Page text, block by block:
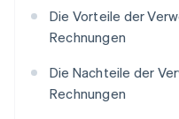
Die Vorteile der
Rechnungen
Die Nachteile der
Rechnungen